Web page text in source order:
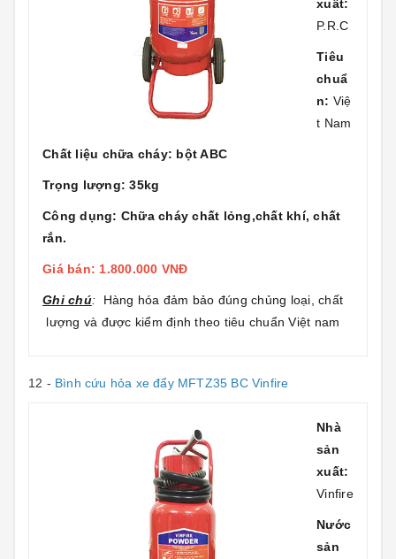
xuất:
P.R.C
Tiêu
chuẩ
n: Việ
t Nam
Chất liệu chữa cháy: bột ABC
Trọng lượng: 35kg
Công dụng: Chữa cháy chất lỏng,chất khí, chất
rắn.
Giá bán: 1.800.000 VNĐ
Ghi chú: Hàng hóa đảm bảo đúng chủng loại, chất
lượng và được kiểm định theo tiêu chuẩn Việt nam
12 - Bình cứu hỏa xe đẩy MFTZ35 BC Vinfire
Nhà
sản
xuất:
Vinfire
Nước
sản